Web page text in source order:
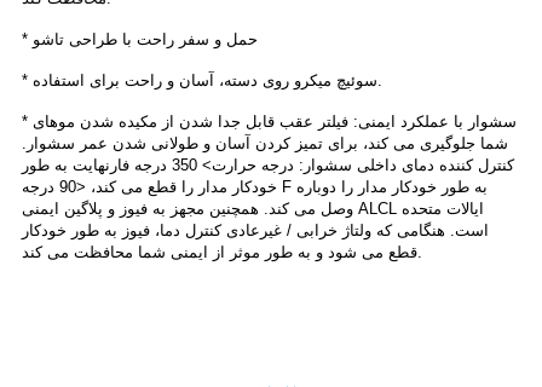
* حمل و سفر راحت با طراحی تاشو
* سوئیچ میکرو روی دسته، آسان و راحت برای استفاده.
* سشوار با عملکرد ایمنی: فیلتر عقب قابل جدا شدن از مکیده شدن موهای
شما جلوگیری می کند، برای تمیز کردن آسان و طولانی شدن عمر سشوار.
کنترل کننده دمای داخلی سشوار: درجه حرارت> 350 درجه فارنهایت به طور
خودکار مدار را قطع می کند، <90 درجه F به طور خودکار مدار را دوباره
وصل می کند. همچنین مجهز به فیوز و پلاگین ایمنی ALCL ایالات متحده
است. هنگامی که ولتاژ خرابی / غیرعادی کنترل دما، فیوز به طور خودکار
قطع می شود و به طور موثر از ایمنی شما محافظت می کند.